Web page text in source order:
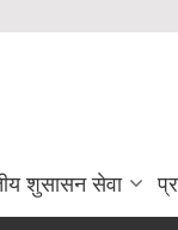
शुसासन सेवा